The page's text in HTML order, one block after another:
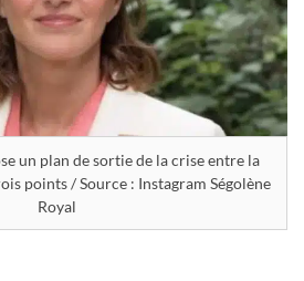
un plan de sortie de la crise entre la
points / Source : Instagram Ségolène
Royal